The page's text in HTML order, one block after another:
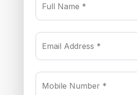
Full Name *
Email Address *
Mobile Number *